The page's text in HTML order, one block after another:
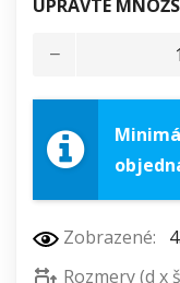
UPRAVTE
Zobrazené:
Rozmery (d x